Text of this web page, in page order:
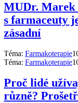
MUDr. Marek
s farmaceuty
zásadní
Téma: Farmakoterapie
Téma: Farmakoterapie
Proč lidé
různě?